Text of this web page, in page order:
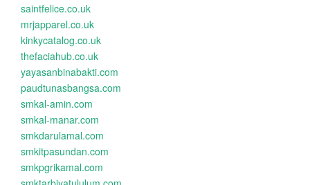
saintfelice.co.uk
mrjapparel.co.uk
kinkycatalog.co.uk
thefaciahub.co.uk
yayasanbinabakti.com
paudtunasbangsa.com
smkal-amin.com
smkal-manar.com
smkdarulamal.com
smkitpasundan.com
smkpgrikamal.com